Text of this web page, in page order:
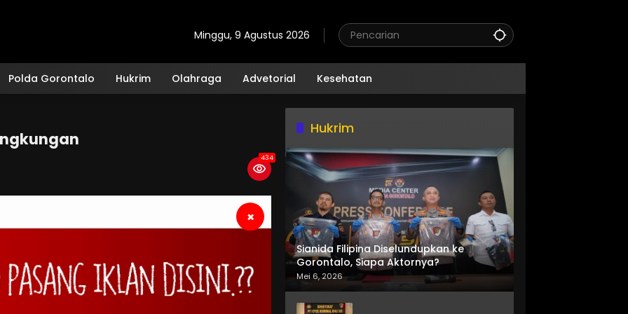
Minggu, 9 Agustus 2026
Polda Gorontalo Hukrim Olahraga Advetorial Kesehatan
434
×
Hukrim
Sianida Filipina Diselundupkan ke
Gorontalo, Siapa Aktornya?
Mei 6, 2026